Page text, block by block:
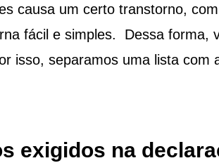
causa um certo transtorno,
fácil e simples. Dessa forma,
isso, separamos uma lista com
exigidos na